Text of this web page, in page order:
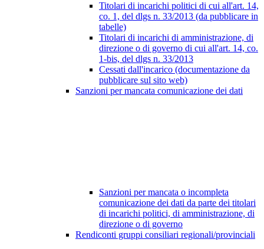
Titolari di incarichi politici di cui all'art. 14,
co. 1, del dlgs n. 33/2013 (da pubblicare in
tabelle)
Titolari di incarichi di amministrazione, di
direzione o di governo di cui all'art. 14, co.
1-bis, del dlgs n. 33/2013
Cessati dall'incarico (documentazione da
pubblicare sul sito web)
Sanzioni per mancata comunicazione dei dati
Sanzioni per mancata o incompleta
comunicazione dei dati da parte dei titolari
di incarichi politici, di amministrazione, di
direzione o di governo
Rendiconti gruppi consiliari regionali/provinciali